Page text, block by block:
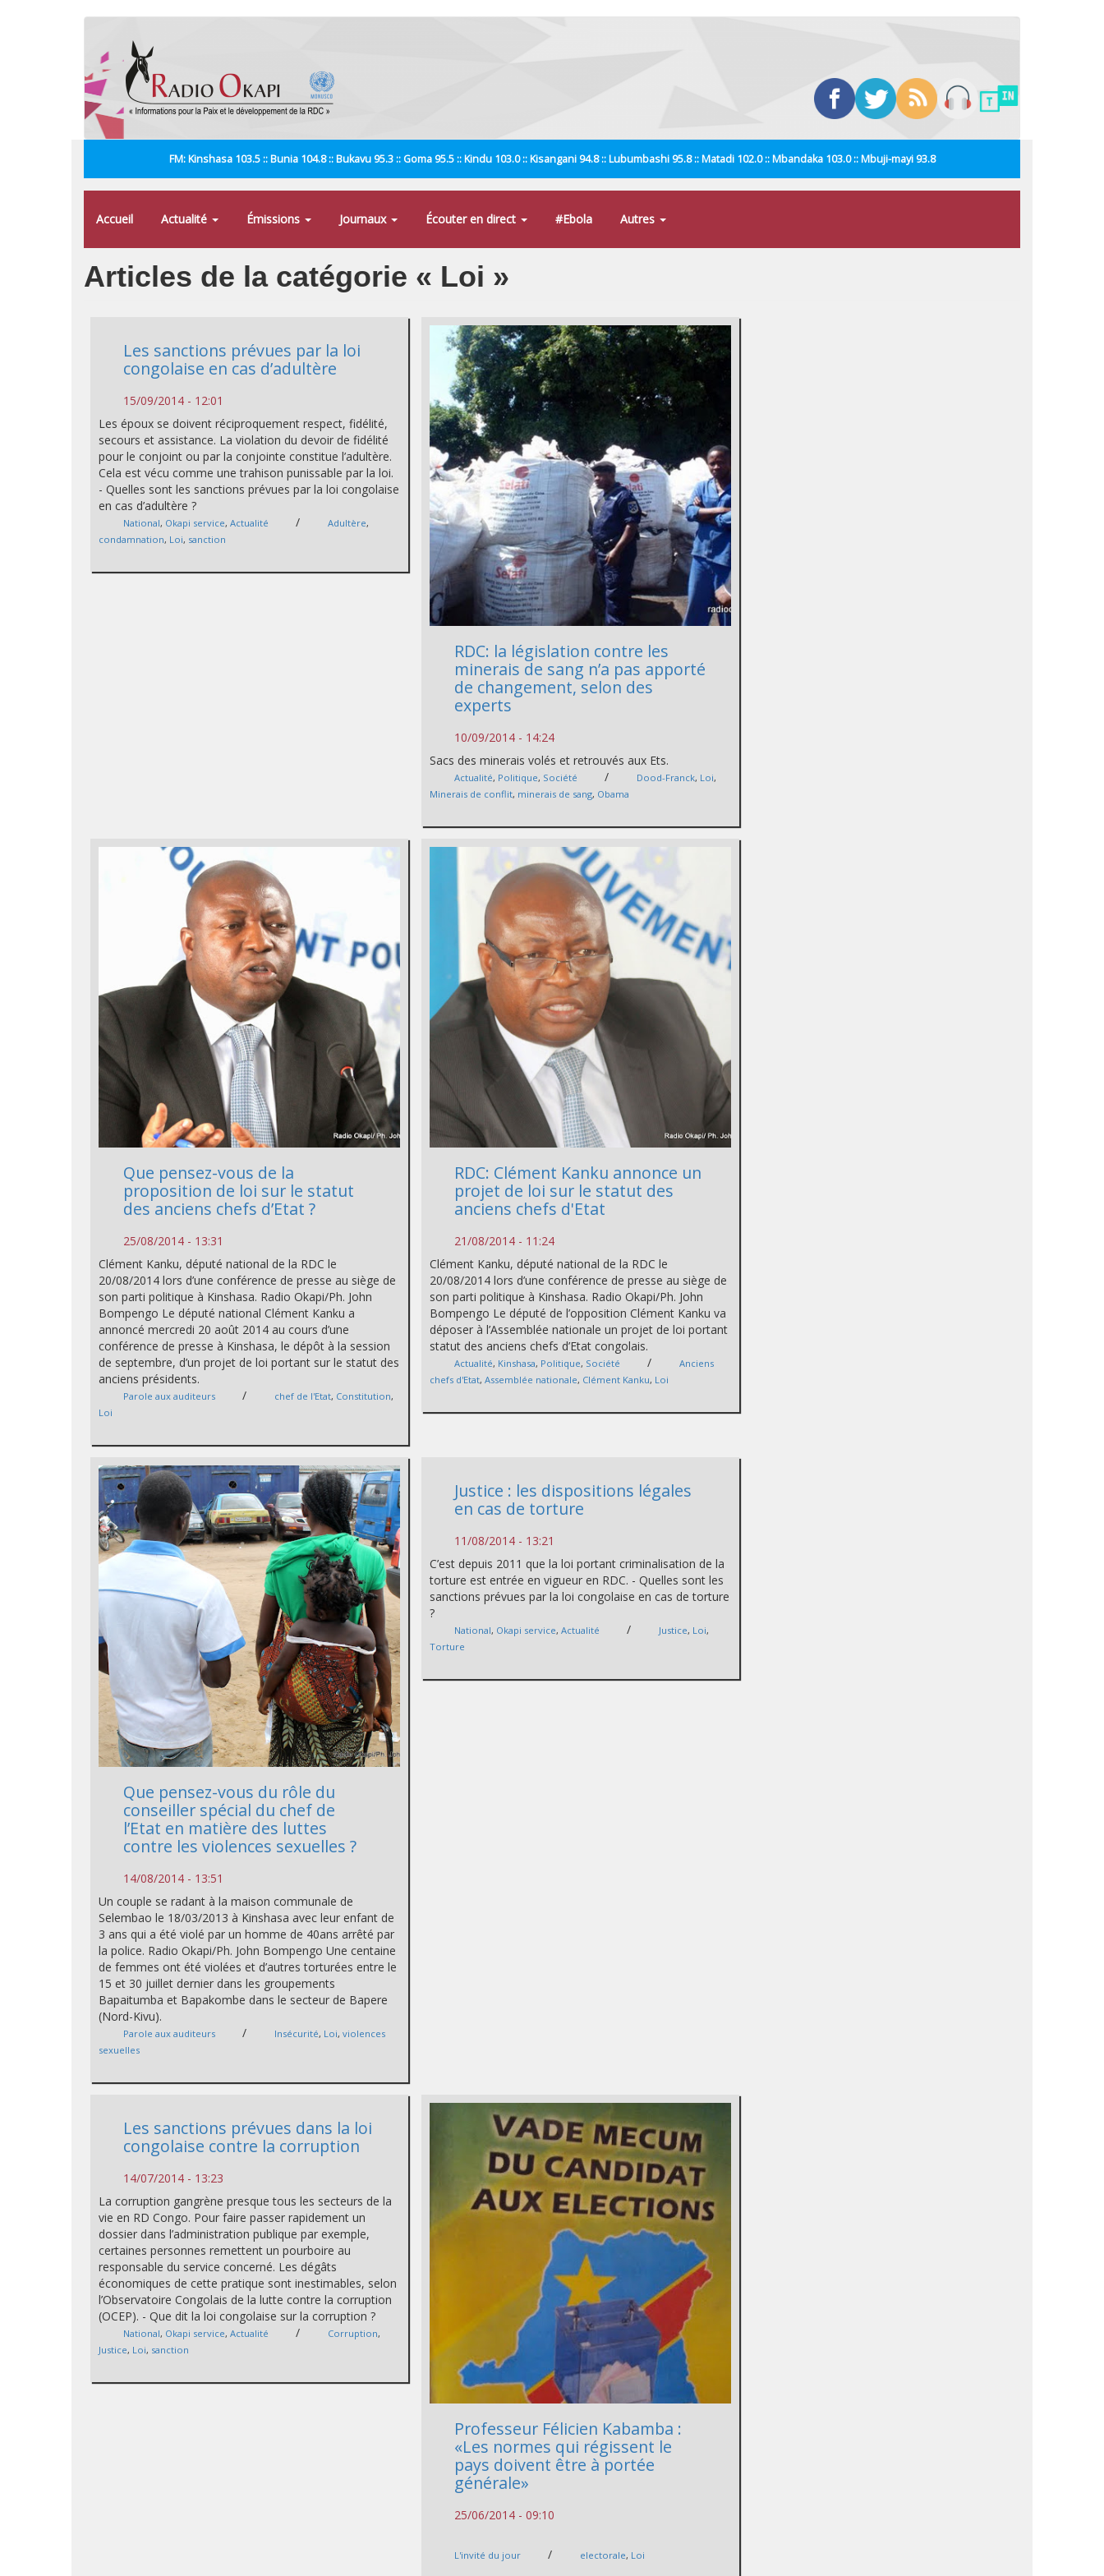
FM: Kinshasa 103.5 :: Bunia 104.8 :: Bukavu 95.3 :: Goma 95.5 :: Kindu 103.0 :: Kisangani 94.8 :: Lubumbashi 95.8 :: Matadi 102.0 :: Mbandaka 103.0 :: Mbuji-mayi 93.8
Accueil Actualité Émissions Journaux Écouter en direct #Ebola Autres
Articles de la catégorie « Loi »
Les sanctions prévues par la loi
congolaise en cas d’adultère
15/09/2014 - 12:01
Les époux se doivent réciproquement respect, fidélité,
secours et assistance. La violation du devoir de fidélité
pour le conjoint ou par la conjointe constitue l’adultère.
Cela est vécu comme une trahison punissable par la loi.
- Quelles sont les sanctions prévues par la loi congolaise
en cas d’adultère ?
National, Okapi service,Actualité / Adultère,
condamnation, Loi, sanction
RDC: la législation contre les
minerais de sang n’a pas apporté
de changement, selon des
experts
10/09/2014 - 14:24
Sacs des minerais volés et retrouvés aux Ets.
Actualité, Politique, Société / Dood-Franck, Loi,
Minerais de conflit, minerais de sang, Obama
Que pensez-vous de la
proposition de loi sur le statut
des anciens chefs d’Etat ?
25/08/2014 - 13:31
Clément Kanku, député national de la RDC le
20/08/2014 lors d’une conférence de presse au siège de
son parti politique à Kinshasa. Radio Okapi/Ph. John
Bompengo Le député national Clément Kanku a
annoncé mercredi 20 août 2014 au cours d’une
conférence de presse à Kinshasa, le dépôt à la session
de septembre, d’un projet de loi portant sur le statut des
anciens présidents.
Parole aux auditeurs / chef de l'Etat, Constitution,
Loi
RDC: Clément Kanku annonce un
projet de loi sur le statut des
anciens chefs d'Etat
21/08/2014 - 11:24
Clément Kanku, député national de la RDC le
20/08/2014 lors d’une conférence de presse au siège de
son parti politique à Kinshasa. Radio Okapi/Ph. John
Bompengo Le député de l’opposition Clément Kanku va
déposer à l’Assemblée nationale un projet de loi portant
statut des anciens chefs d’Etat congolais.
Actualité, Kinshasa, Politique, Société /
Anciens
chefs d'Etat,Assemblée nationale, Clément Kanku, Loi
Que pensez-vous du rôle du
conseiller spécial du chef de
l’Etat en matière des luttes
contre les violences sexuelles ?
14/08/2014 - 13:51
Un couple se radant à la maison communale de
Selembao le 18/03/2013 à Kinshasa avec leur enfant de
3 ans qui a été violé par un homme de 40ans arrêté par
la police. Radio Okapi/Ph. John Bompengo Une centaine
de femmes ont été violées et d’autres torturées entre le
15 et 30 juillet dernier dans les groupements
Bapaitumba et Bapakombe dans le secteur de Bapere
(Nord-Kivu).
Parole aux auditeurs / Insécurité, Loi,violences
sexuelles
Justice : les dispositions légales
en cas de torture
11/08/2014 - 13:21
C’est depuis 2011 que la loi portant criminalisation de la
torture est entrée en vigueur en RDC. - Quelles sont les
sanctions prévues par la loi congolaise en cas de torture
?
National, Okapi service,Actualité / Justice, Loi,
Torture
Les sanctions prévues dans la loi
congolaise contre la corruption
14/07/2014 - 13:23
La corruption gangrène presque tous les secteurs de la
vie en RD Congo. Pour faire passer rapidement un
dossier dans l’administration publique par exemple,
certaines personnes remettent un pourboire au
responsable du service concerné. Les dégâts
économiques de cette pratique sont inestimables, selon
l’Observatoire Congolais de la lutte contre la corruption
(OCEP). - Que dit la loi congolaise sur la corruption ?
National, Okapi service,Actualité / Corruption,
Justice, Loi, sanction
Professeur Félicien Kabamba :
«Les normes qui régissent le
pays doivent être à portée
générale»
25/06/2014 - 09:10
L'invité du jour / electorale, Loi